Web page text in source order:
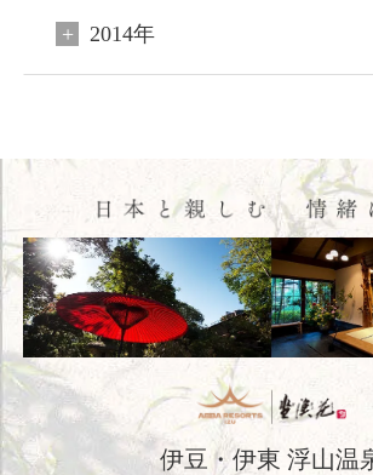
2014年
伊豆・伊東 浮山温
客室
料理
温泉
館内施設
アクセス
新着情報